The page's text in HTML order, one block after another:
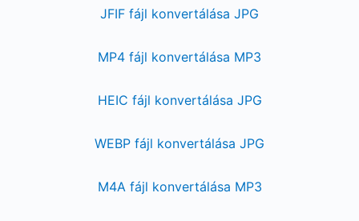
JFIF fájl konvertálása JPG
MP4 fájl konvertálása MP3
HEIC fájl konvertálása JPG
WEBP fájl konvertálása JPG
M4A fájl konvertálása MP3